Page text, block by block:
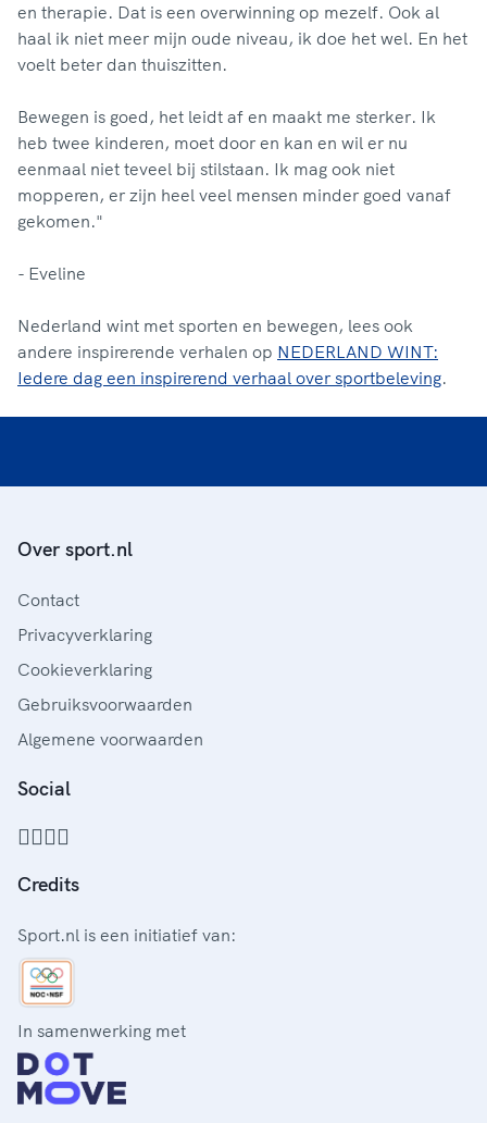
en therapie. Dat is een overwinning op mezelf. Ook al
haal ik niet meer mijn oude niveau, ik doe het wel. En het
voelt beter dan thuiszitten.
Bewegen is goed, het leidt af en maakt me sterker. Ik
heb twee kinderen, moet door en kan en wil er nu
eenmaal niet teveel bij stilstaan. Ik mag ook niet
mopperen, er zijn heel veel mensen minder goed vanaf
gekomen."
- Eveline
Nederland wint met sporten en bewegen, lees ook
andere inspirerende verhalen op NEDERLAND WINT:
Iedere dag een inspirerend verhaal over sportbeleving.
Over sport.nl
Contact
Privacyverklaring
Cookieverklaring
Gebruiksvoorwaarden
Algemene voorwaarden
Social
Credits
Sport.nl is een initiatief van:
In samenwerking met